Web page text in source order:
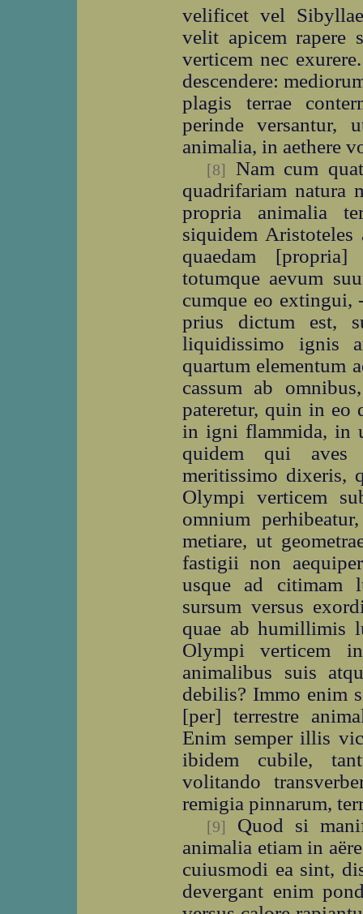
velificet vel
velit apicem rapere
verticem nec
descendere:
plagis terrae
perinde versantur,
animalia, in aethere
[8]
Nam cum
quadrifariam natura
propria animalia
siquidem
quaedam
totumque aevum
cumque eo extingui,
prius dictum est,
liquidissimo ignis
quartum elementum
cassum ab
pateretur, quin in eo
in igni flammida, in
quidem qui aves
meritissimo dixeris,
Olympi verticem
omnium
metiare, ut
fastigii non
usque ad citimam
sursum versus
quae ab humillimis
Olympi verticem
animalibus suis
debilis? Immo enim
[per] terrestre
Enim semper illis
ibidem cubile,
volitando
remigia pinnarum,
[9]
Quod si
animalia etiam in
cuiusmodi ea sint,
devergant enim